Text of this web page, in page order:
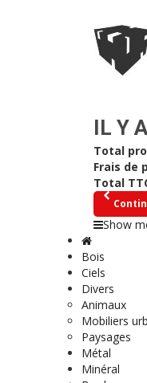
IL Y
Total
Frais de
Total
Show
Bois
Ciels
Divers
Animaux
Mobiliers
Paysages
Métal
Minéral